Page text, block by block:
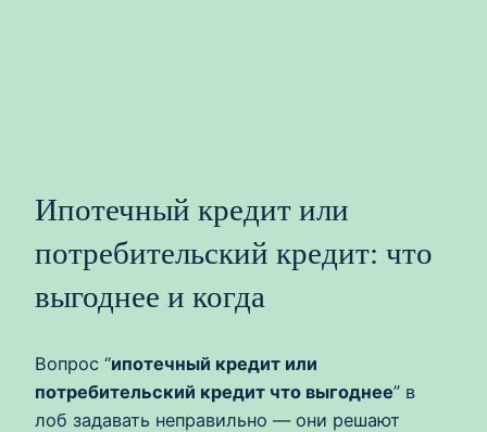
Ипотечный кредит или
потребительский кредит: что
выгоднее и когда
Вопрос “ипотечный кредит или
потребительский кредит что выгоднее” в
лоб задавать неправильно — они решают